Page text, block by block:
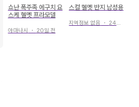
쇼난 폭주족 에구치 요
스케 헬멧 프라모델
야마나시 ・ 20일 전
스컬 헬멧 반지 남성용
지역정보 없음 ・ 24일 전